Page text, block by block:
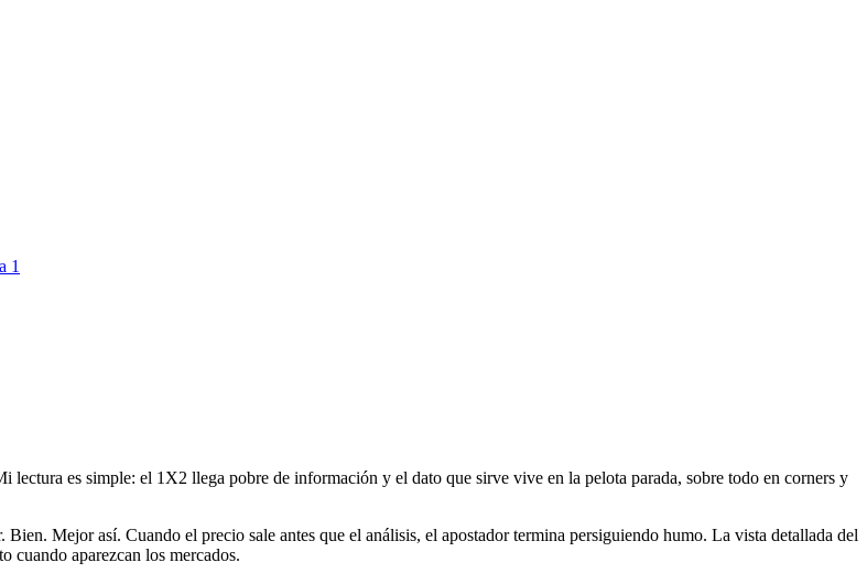
1
es simple: el 1X2 llega pobre de información y el dato que sirve vive en la pelota parada, sobre todo en corners y
Mejor así. Cuando el precio sale antes que el análisis, el apostador termina persiguiendo humo. La vista detallada del
cuando aparezcan los mercados.